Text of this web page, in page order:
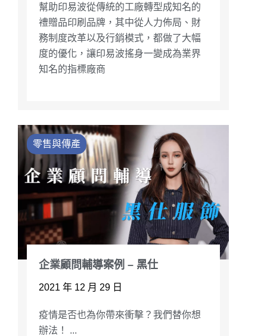
幫助印易波從傳統的工廠轉型成知名的
禮贈品印刷品牌，其中從人力佈局、財
務制度改革以及行銷模式，都做了大幅
度的優化，讓印易波搖身一變成為業界
知名的指標廠商
零售與傳產
企業顧問輔導案例 – 黑仕
2021 年 12 月 29 日
疫情是否也為你帶來衝擊？我們替你想
辦法！ ...